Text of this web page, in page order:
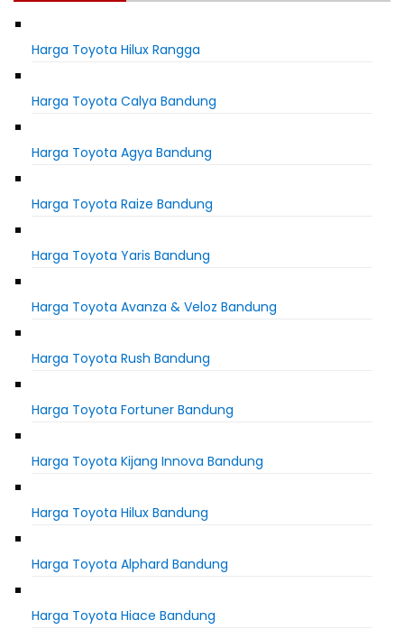
Harga Toyota Hilux Rangga
Harga Toyota Calya Bandung
Harga Toyota Agya Bandung
Harga Toyota Raize Bandung
Harga Toyota Yaris Bandung
Harga Toyota Avanza & Veloz Bandung
Harga Toyota Rush Bandung
Harga Toyota Fortuner Bandung
Harga Toyota Kijang Innova Bandung
Harga Toyota Hilux Bandung
Harga Toyota Alphard Bandung
Harga Toyota Hiace Bandung